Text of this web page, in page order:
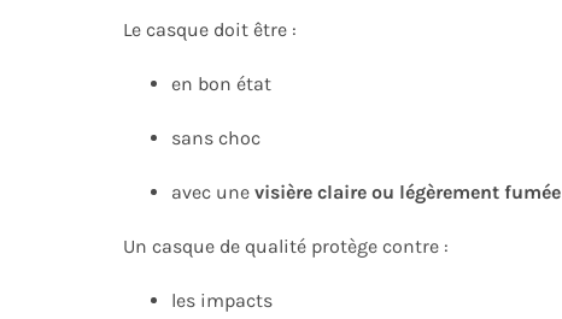
Le casque doit être :
en bon état
sans choc
avec une visière claire ou légèrement fumée
Un casque de qualité protège contre :
les impacts